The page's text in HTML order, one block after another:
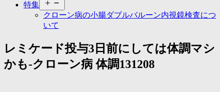
く
特集
ニ
ュ
開
く
クローン病の小腸ダブルバルーン内視鏡検査につ
いて
レミケード投与3日前にしては体調マシ
かも-クローン病 体調131208